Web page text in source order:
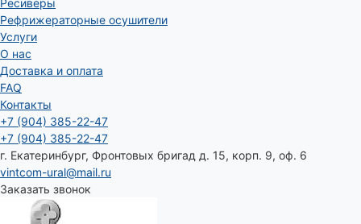
Ресиверы
Рефрижераторные осушители
Услуги
О нас
Доставка и оплата
FAQ
Контакты
+7 (904) 385-22-47
+7 (904) 385-22-47
г. Екатеринбург, Фронтовых бригад д. 15, корп. 9, оф. 6
vintcom-ural@mail.ru
Заказать звонок